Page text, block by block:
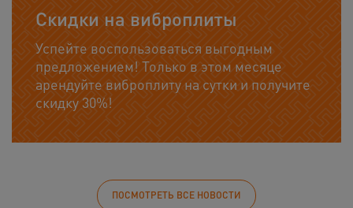
Скидки на виброплиты
Успейте воспользоваться выгодным
предложением! Только в этом месяце
арендуйте виброплиту на сутки и получите
скидку 30%!
ПОСМОТРЕТЬ ВСЕ НОВОСТИ